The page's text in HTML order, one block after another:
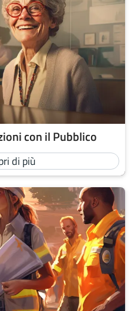
con il Pubblico
di più